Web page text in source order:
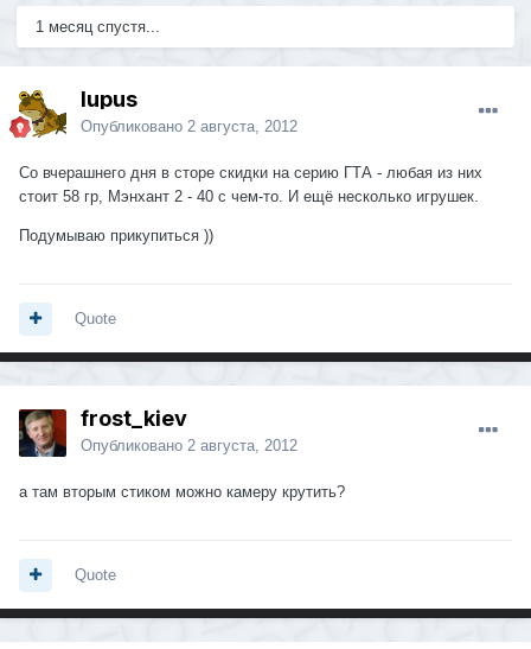
1 месяц спустя...
lupus
Опубликовано 2 августа, 2012
Со вчерашнего дня в сторе скидки на серию ГТА - любая из них
стоит 58 гр, Мэнхант 2 - 40 с чем-то. И ещё несколько игрушек.
Подумываю прикупиться ))
Quote
frost_kiev
Опубликовано 2 августа, 2012
а там вторым стиком можно камеру крутить?
Quote